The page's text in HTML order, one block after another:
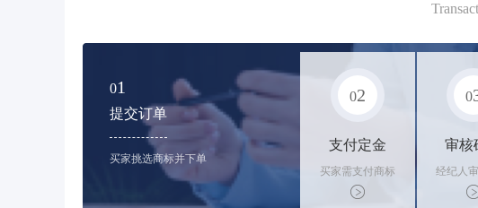
01
提交订单
买家挑选商标并下单
02
支付定金
买家需支付商标
标价的10%的购
买订金
0
审核
经纪人
商标